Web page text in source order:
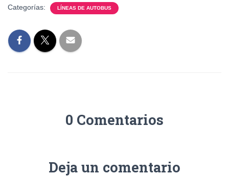
Categorías: LÍNEAS DE AUTOBUS
0 Comentarios
Deja un comentario